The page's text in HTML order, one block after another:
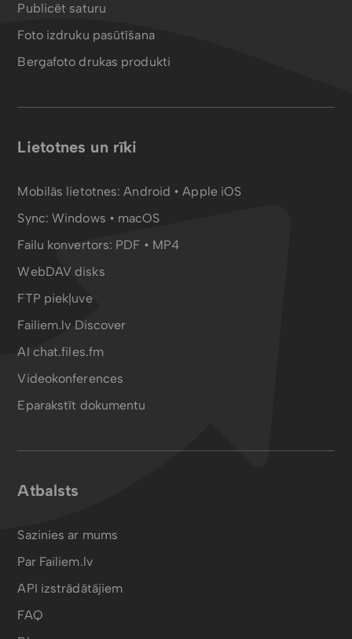
Publicēt saturu
Foto izdruku pasūtīšana
Bergafoto drukas produkti
Lietotnes un rīki
Mobilās lietotnes:Android •Apple iOS
Sync:Windows • macOS
Failu konvertors: PDF • MP4
WebDAV disks
FTP piekļuve
Failiem.lv Discover
AI chat.files.fm
Videokonferences
Eparakstīt dokumentu
Atbalsts
Sazinies ar mums
Par Failiem.lv
API izstrādātājiem
FAQ